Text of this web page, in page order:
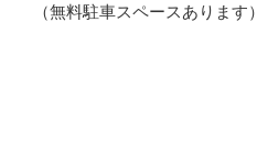
（無料駐車スペースあります）